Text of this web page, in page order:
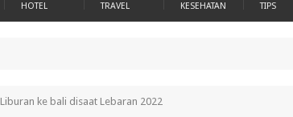
HOTEL TRAVEL KESEHATAN TIPS
Liburan ke bali disaat Lebaran 2022